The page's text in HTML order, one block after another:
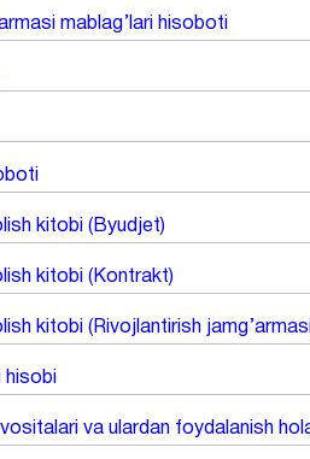
mablag’lari hisoboti
kitobi (Byudjet)
kitobi (Kontrakt)
kitobi (Rivojlantirish
hisobi
va ulardan foydalanish